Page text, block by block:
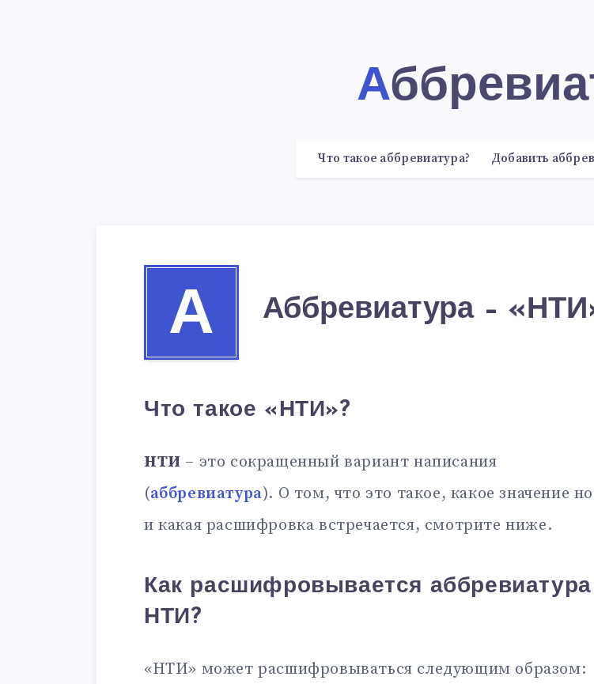
Что такое аббревиатура? Добавить
А Аббревиатура –
Что такое «НТИ»?
НТИ – это сокращенный вариант написания
(аббревиатура). О том, что это такое, какое значение
и какая расшифровка встречается, смотрите ниже.
Как расшифровывается аббревиатура
НТИ?
«НТИ» может расшифровываться следующим образом: